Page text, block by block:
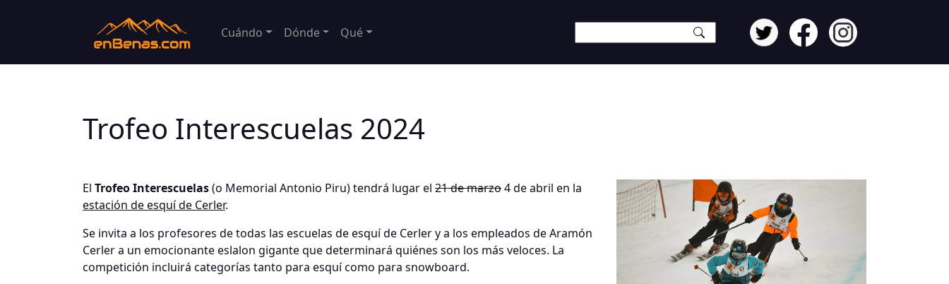
Cuándo Dónde Qué
Trofeo Interescuelas 2024
El Trofeo Interescuelas(o Memorial Antonio Piru) tendrá lugar el 21 de marzo4 de abril en la
estación de esquí de Cerler.
Se invita a los profesores de todas las escuelas de esquí de Cerler y a los empleados de Aramón
Cerler a un emocionante eslalon gigante que determinará quiénes son los más veloces. La
competición incluirá categorías tanto para esquí como para snowboard.